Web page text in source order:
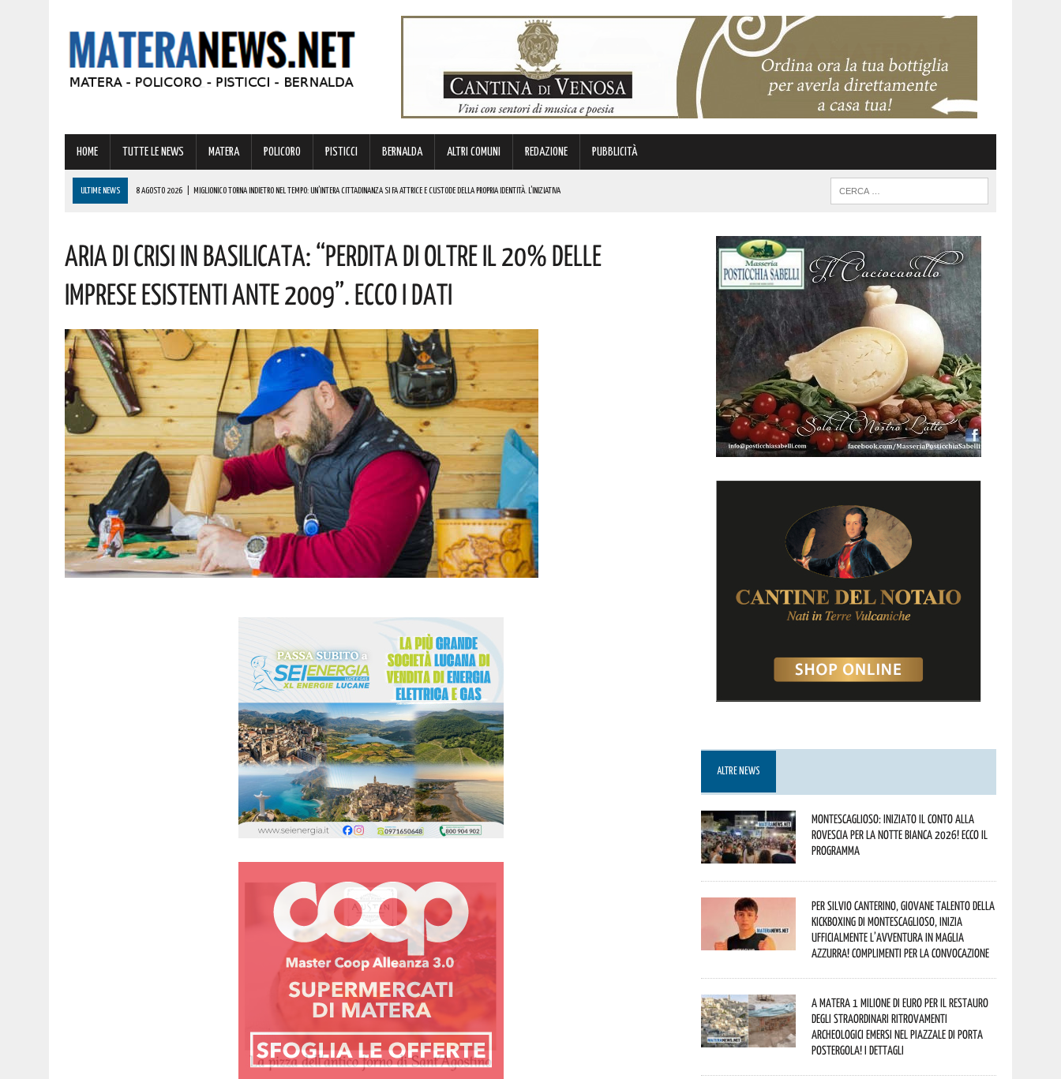
HOME TUTTE LE NEWS MATERA POLICORO PISTICCI BERNALDA ALTRI COMUNI REDAZIONE PUBBLICITÀ
ULTIME NEWS 8 AGOSTO 2026 MIGLIONICO TORNA INDIETRO NEL TEMPO: UN’INTERA CITTADINANZA SI FA ATTRICE E CUSTODE DELLA PROPRIA IDENTITÀ. L’INIZIATIVA
NOMINA AGENZIA SPAZIALE: COSPITO, ORIGINARIO DI POLICORO, È IL NUOVO COMMISSARIO. LE PAROLE DI BARDI
8 AGOSTO 2026 BONUS CORSO DI LINGUE 2026, COME RICHIEDERLO ALL’INPS E A CHI SPETTA
8 AGOSTO 2026 | BASILICATA: OLTRE 151 MILIONI PER IMPRESE, LAVORO ED ENERGIA SOSTENIBILE. I DETTAGLI
Aria Di Crisi In Basilicata: “Perdita Di Oltre Il 20% Delle
Imprese Esistenti Ante 2009”. Ecco I Dati
ALTRE NEWS
Montescaglioso: iniziato il conto alla
rovescia per la Notte Bianca 2026! Ecco il
programma
Per Silvio Canterino, giovane talento della
kickboxing di Montescaglioso, inizia
ufficialmente l’avventura in maglia
azzurra! Complimenti per la convocazione
A Matera 1 milione di euro per il restauro
degli straordinari ritrovamenti
archeologici emersi nel piazzale di Porta
Postergola! I dettagli